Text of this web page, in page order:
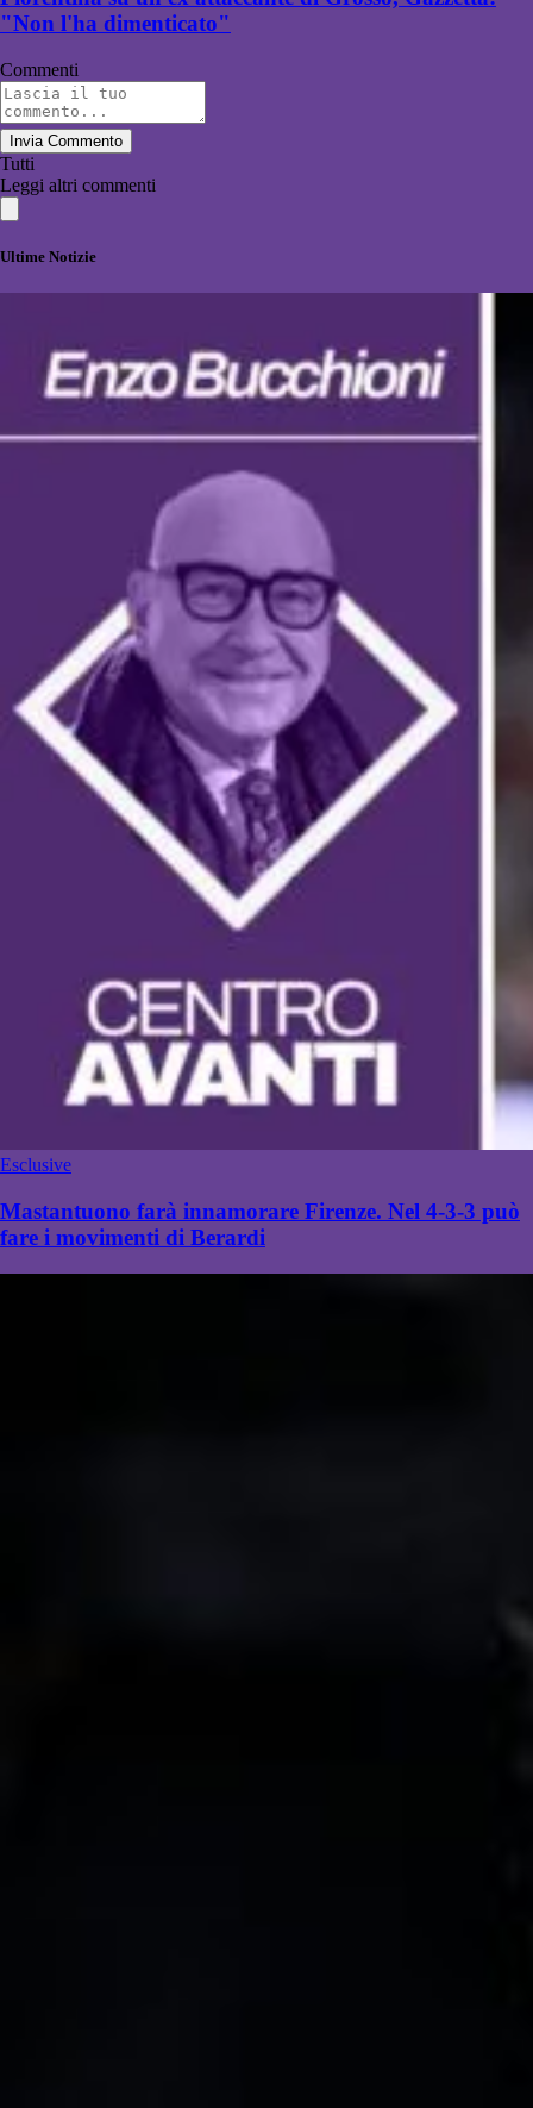
"Non l'ha dimenticato"
Commenti
Invia Commento
Tutti
Leggi altri commenti
Ultime Notizie
Esclusive
Mastantuono farà innamorare Firenze. Nel 4-3-3 può
fare i movimenti di Berardi